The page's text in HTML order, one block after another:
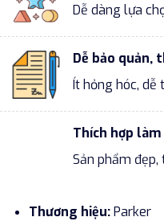
Dễ dàng lựa
Dễ bảo quản,
Ít hỏng hóc, dễ
Thích hợp
Sản phẩm
Thương hiệu:Parker